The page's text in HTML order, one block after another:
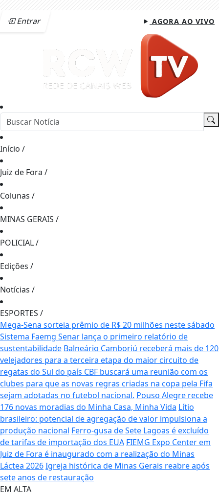
Entrar AGORA AO VIVO
Início /
Juiz de Fora /
Colunas /
MINAS GERAIS /
POLICIAL/
Edições /
Notícias /
ESPORTES /
Mega-Sena sorteia prêmio de R$ 20 milhões neste sábado
Sistema Faemg Senar lança o primeiro relatório de
sustentabilidade Balneário Camboriú receberá mais de 120
velejadores para a terceira etapa do maior circuito de
regatas do Sul do país CBF buscará uma reunião com os
clubes para que as novas regras criadas na copa pela Fifa
sejam adotadas no futebol nacional. Pouso Alegre recebe
176 novas moradias do Minha Casa, Minha Vida Lítio
brasileiro: potencial de agregação de valor impulsiona a
produção nacional Ferro-gusa de Sete Lagoas é excluído
de tarifas de importação dos EUA FIEMG Expo Center em
Juiz de Fora é inaugurado com a realização do Minas
Láctea 2026Igreja histórica de Minas Gerais reabre após
sete anos de restauração
EM ALTA